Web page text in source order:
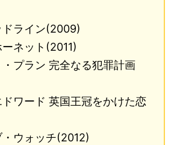
ドライン(2009)
ーネット(2011)
・プラン 完全なる犯罪計画
ドワード 英国王冠をかけた恋
・ウォッチ(2012)